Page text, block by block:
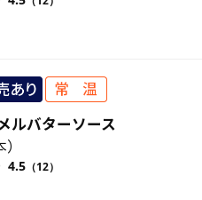
ルバターソース
4.5 （12）